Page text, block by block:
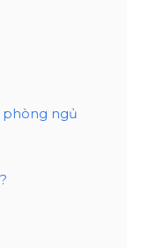
phòng ngủ